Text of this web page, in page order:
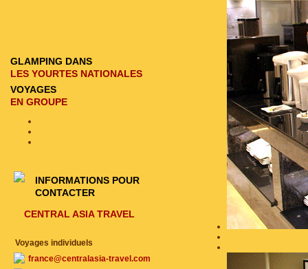
GLAMPING DANS
LES YOURTES NATIONALES
VOYAGES
EN GROUPE
INFORMATIONS POUR
CONTACTER
CENTRAL ASIA TRAVEL
Voyages individuels
france@centralasia-travel.com